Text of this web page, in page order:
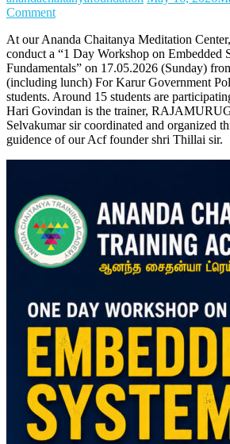
Comment
At our Ananda Chaitanya Meditation
conduct a “1 Day Workshop on Embedded
Fundamentals” on 17.05.2026 (Sunday)
(including lunch) For Karur Government
students. Around 15 students are
Hari Govindan is the trainer,
Selvakumar sir coordinated and organized
guidence of our Acf founder shri Thillai sir.